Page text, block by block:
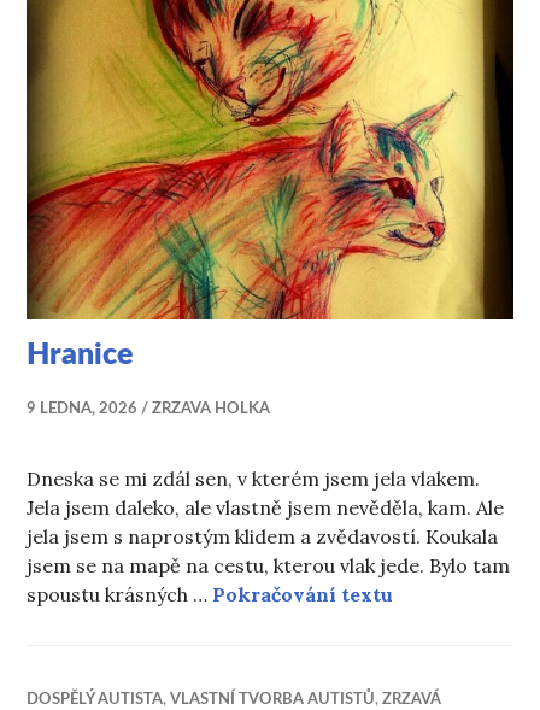
Hranice
9 LEDNA, 2026 ZRZAVA HOLKA
Dneska se mi zdál sen, v kterém jsem jela vlakem.
Jela jsem daleko, ale vlastně jsem nevěděla, kam. Ale
jela jsem s naprostým klidem a zvědavostí. Koukala
jsem se na mapě na cestu, kterou vlak jede. Bylo tam
spoustu krásných … Pokračování textu
DOSPĚLÝ AUTISTA, VLASTNÍ TVORBA AUTISTŮ,ZRZAVÁ